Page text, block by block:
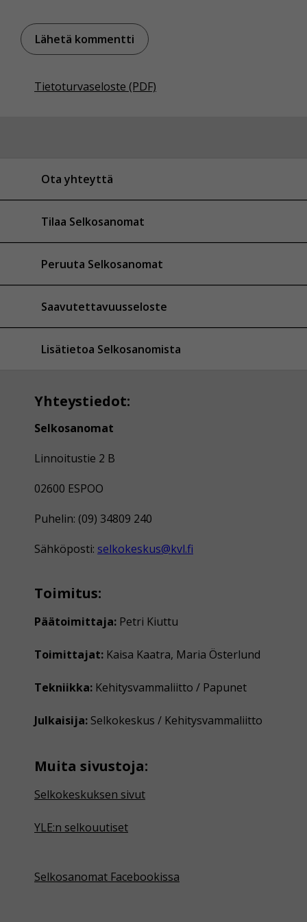
Tietoturvaseloste (PDF)
Ota yhteyttä
Tilaa Selkosanomat
Peruuta Selkosanomat
Saavutettavuusseloste
Lisätietoa Selkosanomista
Yhteystiedot:
Selkosanomat
Linnoitustie 2 B
02600 ESPOO
Puhelin: (09) 34809 240
Sähköposti: selkokeskus@kvl.fi
Toimitus:
Päätoimittaja: Petri Kiuttu
Toimittajat: Kaisa Kaatra, Maria Österlund
Tekniikka: Kehitysvammaliitto / Papunet
Julkaisija: Selkokeskus / Kehitysvammaliitto
Muita sivustoja:
Selkokeskuksen sivut
YLE:n selkouutiset
Selkosanomat Facebookissa